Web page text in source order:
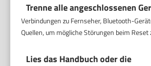
Trenne alle angeschlossenen
Verbindungen zu Fernseher, Bluetooth-
Quellen, um mögliche Störungen beim Reset
Lies das Handbuch oder die